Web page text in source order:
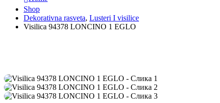
Shop
Dekorativna rasveta, Lusteri I visilice
Visilica 94378 LONCINO 1 EGLO